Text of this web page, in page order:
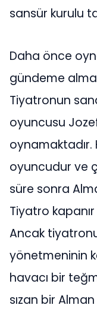
sansür kurulu
Daha önce
gündeme
Tiyatronun
oyuncusu
oynamaktadır.
oyuncudur ve
süre sonra
Tiyatro
Ancak
yönetmeninin
havacı bir
sızan bir